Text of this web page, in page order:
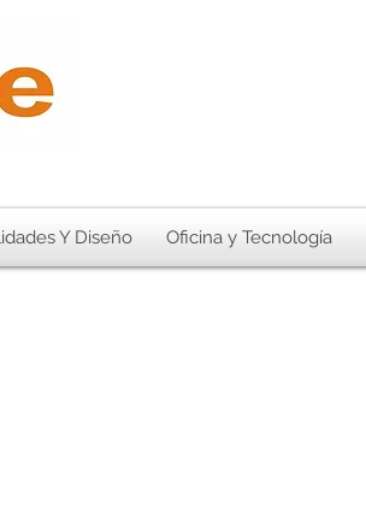
Y Diseño Oficina y Tecnología